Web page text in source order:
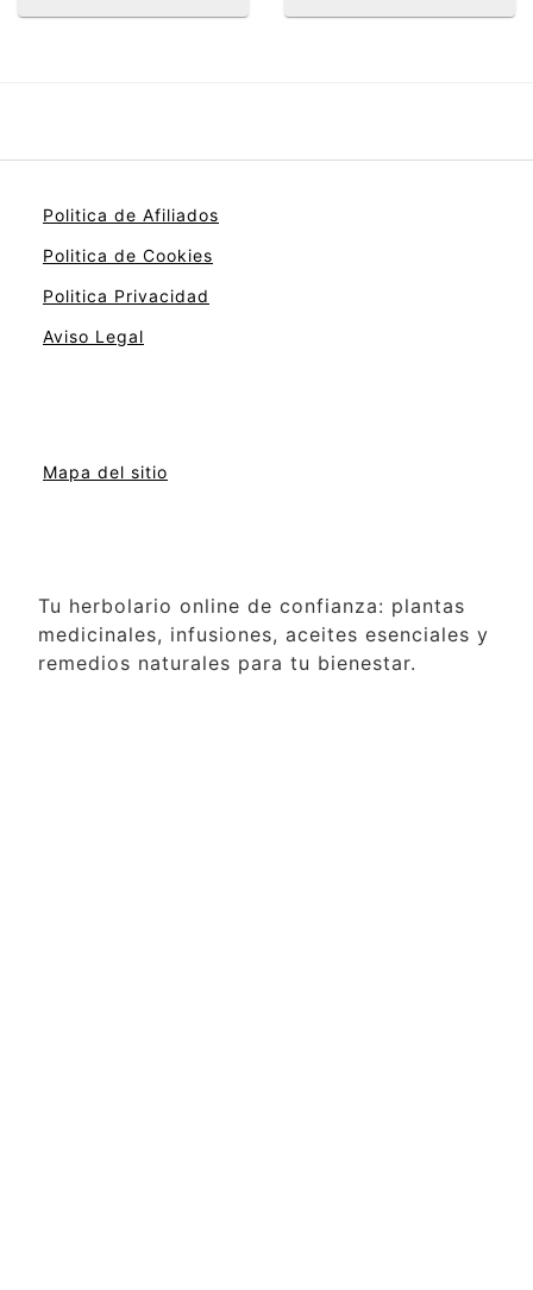
Politica de Afiliados
Politica de Cookies
Politica Privacidad
Aviso Legal
Mapa del sitio
Tu herbolario online de confianza: plantas
medicinales, infusiones, aceites esenciales y
remedios naturales para tu bienestar.